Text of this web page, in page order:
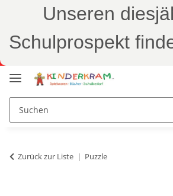
Unseren
Schulprospekt
Zurück zur Liste Puzzle